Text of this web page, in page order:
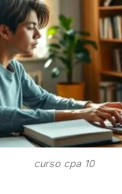
curso cpa 10